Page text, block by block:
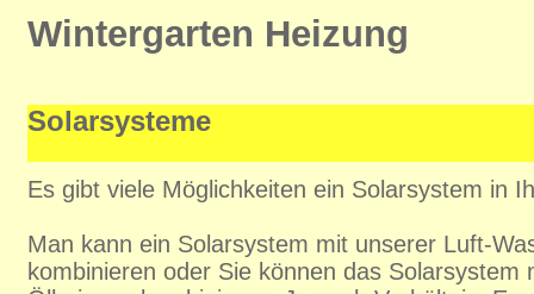
Wintergarten Heizung
Solarsysteme
Es gibt viele Möglichkeiten ein Solarsystem in
Man kann ein Solarsystem mit unserer Luft-
kombinieren oder Sie können das Solarsystem